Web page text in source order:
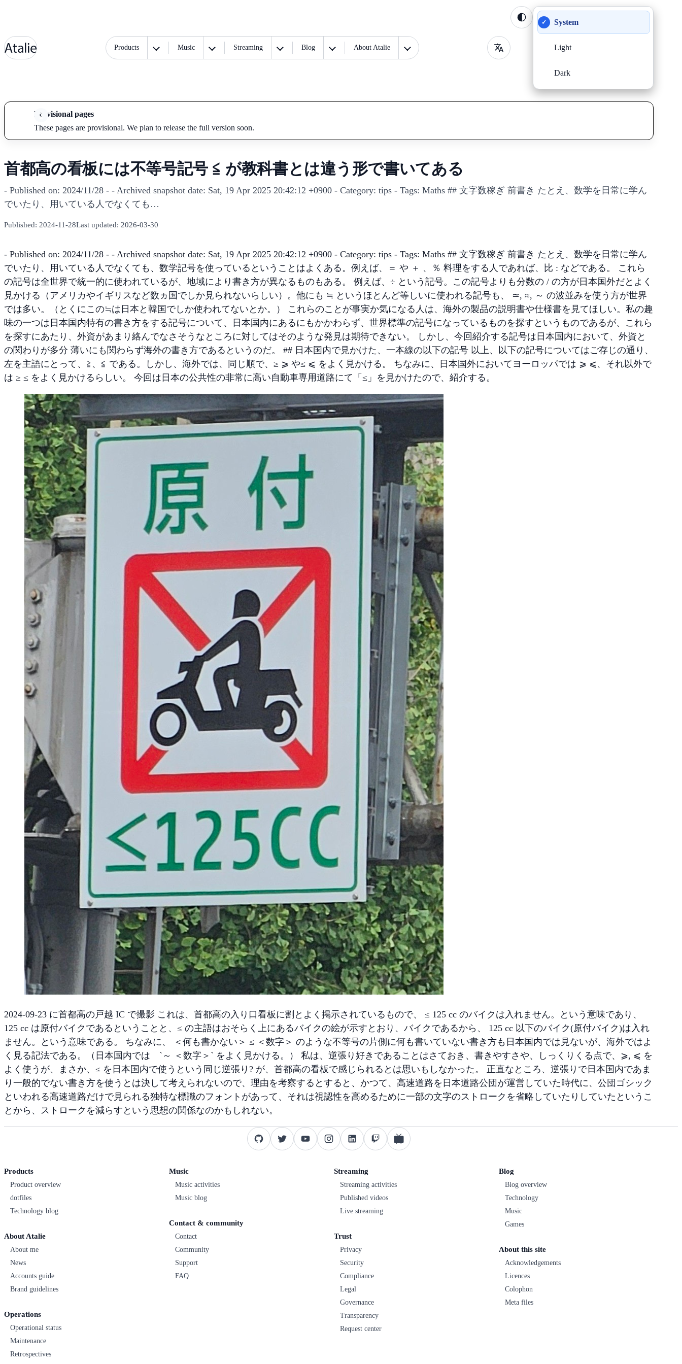
Products Music Streaming Blog About Atalie
✓ System
Light
Dark
Provisional pages
These pages are provisional. We plan to release the full version soon.
首都高の看板には不等号記号 ≦ が教科書とは違う形で書いてある
- Published on: 2024/11/28 - - Archived snapshot date: Sat, 19 Apr 2025 20:42:12 +0900 - Category: tips - Tags: Maths ## 文字数稼ぎ 前書き たとえ、数学を日常に学ん
でいたり、用いている人でなくても…
Published: 2024-11-28Last updated: 2026-03-30
- Published on: 2024/11/28 - - Archived snapshot date: Sat, 19 Apr 2025 20:42:12 +0900 - Category: tips - Tags: Maths ## 文字数稼ぎ 前書き たとえ、数学を日常に学ん
でいたり、用いている人でなくても、数学記号を使っているということはよくある。例えば、＝ や ＋ 、％ 料理をする人であれば、比 : などである。 これら
の記号は全世界で統一的に使われているが、地域により書き方が異なるものもある。 例えば、÷ という記号。この記号よりも分数の / の方が日本国外だとよく
見かける（アメリカやイギリスなど数ヵ国でしか見られないらしい）。他にも ≒ というほとんど等しいに使われる記号も、 ≃, ≈, ～ の波並みを使う方が世界
では多い。（とくにこの≒は日本と韓国でしか使われてないとか。） これらのことが事実か気になる人は、海外の製品の説明書や仕様書を見てほしい。私の趣
味の一つは日本国内特有の書き方をする記号について、日本国内にあるにもかかわらず、世界標準の記号になっているものを探すというものであるが、これら
を探すにあたり、外資があまり絡んでなさそうなところに対してはそのような発見は期待できない。 しかし、今回紹介する記号は日本国内において、外資と
の関わりが多分 薄いにも関わらず海外の書き方であるというのだ。 ## 日本国内で見かけた、一本線の以下の記号 以上、以下の記号についてはご存じの通り、
左を主語にとって、≧、≦ である。しかし、海外では、同じ順で、≥ ⩾ や≤ ⩽ をよく見かける。 ちなみに、日本国外においてヨーロッパでは ⩾ ⩽、それ以外で
は ≥ ≤ をよく見かけるらしい。 今回は日本の公共性の非常に高い自動車専用道路にて「≤」を見かけたので、紹介する。
2024-09-23 に首都高の戸越 IC で撮影 これは、首都高の入り口看板に割とよく掲示されているもので、 ≤ 125 cc のバイクは入れません。という意味であり、
125 cc は原付バイクであるということと、≤ の主語はおそらく上にあるバイクの絵が示すとおり、バイクであるから、 125 cc 以下のバイク(原付バイク)は入れ
ません。という意味である。 ちなみに、 ＜何も書かない＞ ≤ ＜数字＞ のような不等号の片側に何も書いていない書き方も日本国内では見ないが、海外ではよ
く見る記法である。（日本国内では `～ ＜数字＞` をよく見かける。） 私は、逆張り好きであることはさておき、書きやすさや、しっくりくる点で、⩾, ⩽ を
よく使うが、まさか、≤ を日本国内で使うという同じ逆張り? が、首都高の看板で感じられるとは思いもしなかった。 正直なところ、逆張りで日本国内であま
り一般的でない書き方を使うとは決して考えられないので、理由を考察するとすると、かつて、高速道路を日本道路公団が運営していた時代に、公団ゴシック
といわれる高速道路だけで見られる独特な標識のフォントがあって、それは視認性を高めるために一部の文字のストロークを省略していたりしていたというこ
とから、ストロークを減らすという思想の関係なのかもしれない。
Products
Product overview
dotfiles
Technology blog
About Atalie
About me
News
Accounts guide
Brand guidelines
Operations
Operational status
Maintenance
Retrospectives
Music
Music activities
Music blog
Contact & community
Contact
Community
Support
FAQ
Streaming
Streaming activities
Published videos
Live streaming
Trust
Privacy
Security
Compliance
Legal
Governance
Transparency
Request center
Blog
Blog overview
Technology
Music
Games
About this site
Acknowledgements
Licences
Colophon
Meta files